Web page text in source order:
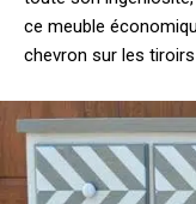
ce meuble
chevron sur les